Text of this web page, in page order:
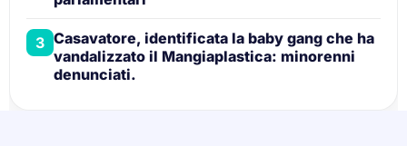
3 Casavatore, identificata la baby gang che ha
vandalizzato il Mangiaplastica: minorenni
denunciati.